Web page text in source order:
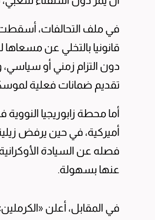
في ملف التحالفات، أسقطت
قانونيا بالتخلي عن
دون التزام زمني أو
تقديم ضمانات فعلية
أما محطة زابوريجيا
أميركية، في حين يرفض
فصله عن السيادة
عنها بسهولة.
في المقابل، أعلن